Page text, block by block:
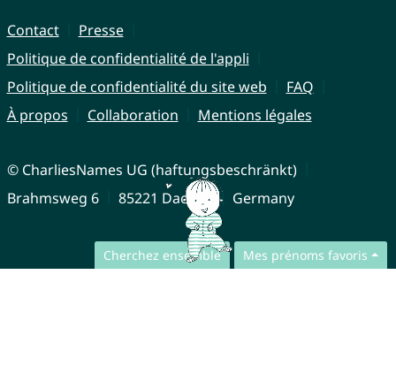
Cherchez ensemble Mes prénoms favoris
Contact
Presse
Politique de confidentialité de l'appli
Politique de confidentialité du site web
FAQ
À propos
Collaboration Mentions légales
© CharliesNames UG (haftungsbeschränkt)
Brahmsweg 6
85221 Dachau Germany